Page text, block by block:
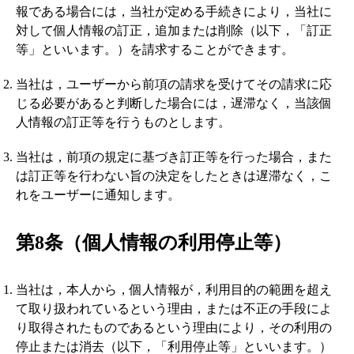
報である場合には，当社が定める手続きにより，当社に
対して個人情報の訂正，追加または削除（以下，「訂正
等」といいます。）を請求することができます。
当社は，ユーザーから前項の請求を受けてその請求に応
じる必要があると判断した場合には，遅滞なく，当該個
人情報の訂正等を行うものとします。
当社は，前項の規定に基づき訂正等を行った場合，また
は訂正等を行わない旨の決定をしたときは遅滞なく，こ
れをユーザーに通知します。
第8条（個人情報の利用停止等）
当社は，本人から，個人情報が，利用目的の範囲を超え
て取り扱われているという理由，または不正の手段によ
り取得されたものであるという理由により，その利用の
停止または消去（以下，「利用停止等」といいます。）